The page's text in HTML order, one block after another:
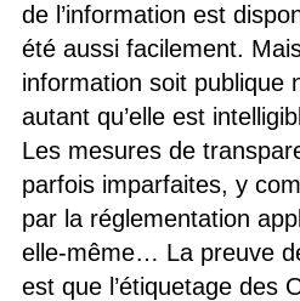
de l’information est
été aussi facilement.
information soit publique
autant qu’elle est
Les mesures de
parfois imparfaites, y
par la réglementation
elle-même… La preuve
est que l’étiquetage des